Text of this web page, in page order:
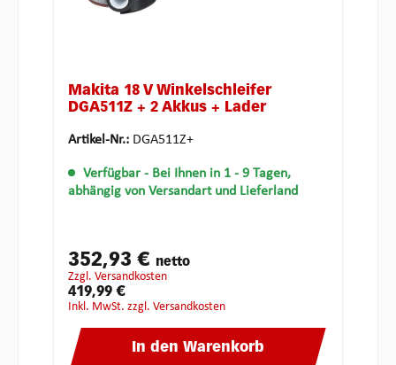
Makita 18 V Winkelschleifer
DGA511Z + 2 Akkus + Lader
Artikel-Nr.: DGA511Z+
Verfügbar - Bei Ihnen in 1 - 9 Tagen,
abhängig von Versandart und Lieferland
352,93 € netto
zzgl. Versandkosten
419,99 €
inkl. MwSt. zzgl. Versandkosten
In den Warenkorb